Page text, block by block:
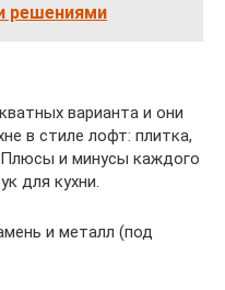
решениями
варианта и они
в стиле лофт: плитка,
и минусы каждого
для кухни.
и металл (под